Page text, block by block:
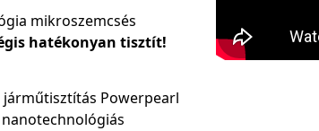
mikroszemcsés
hatékonyan tisztít!
Powerpearl